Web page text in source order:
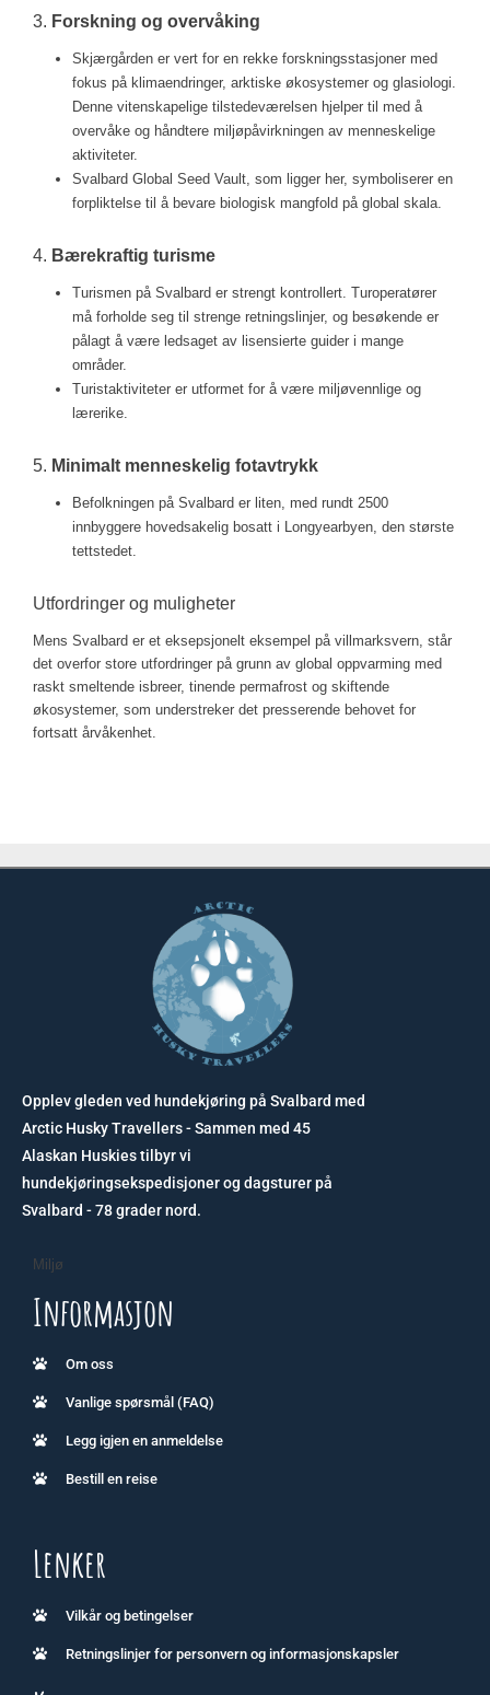
3. Forskning og overvåking
Skjærgården er vert for en rekke forskningsstasjoner med
fokus på klimaendringer, arktiske økosystemer og glasiologi.
Denne vitenskapelige tilstedeværelsen hjelper til med å
overvåke og håndtere miljøpåvirkningen av menneskelige
aktiviteter.
Svalbard Global Seed Vault, som ligger her, symboliserer en
forpliktelse til å bevare biologisk mangfold på global skala.
4. Bærekraftig turisme
Turismen på Svalbard er strengt kontrollert. Turoperatører
må forholde seg til strenge retningslinjer, og besøkende er
pålagt å være ledsaget av lisensierte guider i mange
områder.
Turistaktiviteter er utformet for å være miljøvennlige og
lærerike.
5. Minimalt menneskelig fotavtrykk
Befolkningen på Svalbard er liten, med rundt 2500
innbyggere hovedsakelig bosatt i Longyearbyen, den største
tettstedet.
Utfordringer og muligheter
Mens Svalbard er et eksepsjonelt eksempel på villmarksvern, står
det overfor store utfordringer på grunn av global oppvarming med
raskt smeltende isbreer, tinende permafrost og skiftende
økosystemer, som understreker det presserende behovet for
fortsatt årvåkenhet.
Opplev gleden ved hundekjøring på Svalbard med
Arctic Husky Travellers - Sammen med 45
Alaskan Huskies tilbyr vi
hundekjøringsekspedisjoner og dagsturer på
Svalbard - 78 grader nord.
Miljø
Informasjon
Om oss
Vanlige spørsmål (FAQ)
Legg igjen en anmeldelse
Bestill en reise
Lenker
Vilkår og betingelser
Retningslinjer for personvern og informasjonskapsler